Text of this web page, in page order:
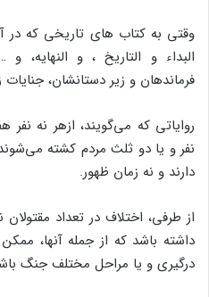
وقتی به کتاب های تاریخی که در
البداء و التاریخ ، و النهایه،
فرماندهان و زیر دستانشان،
روایاتی که می‌گویند، ازهر نه
نفر و یا دو ثلث مردم کشته
دارند و نه زمان ظهور.
از طرفی، اختلاف در تعداد
داشته باشد که از جمله آنها،
درگیری و یا مراحل مختلف جنگ